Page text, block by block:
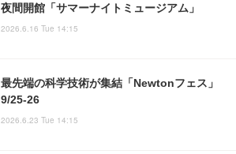
夜間開館「サマーナイトミュージアム」
2026.6.16 Tue 14:15
最先端の科学技術が集結「Newtonフェス」
9/25-26
2026.6.23 Tue 14:15